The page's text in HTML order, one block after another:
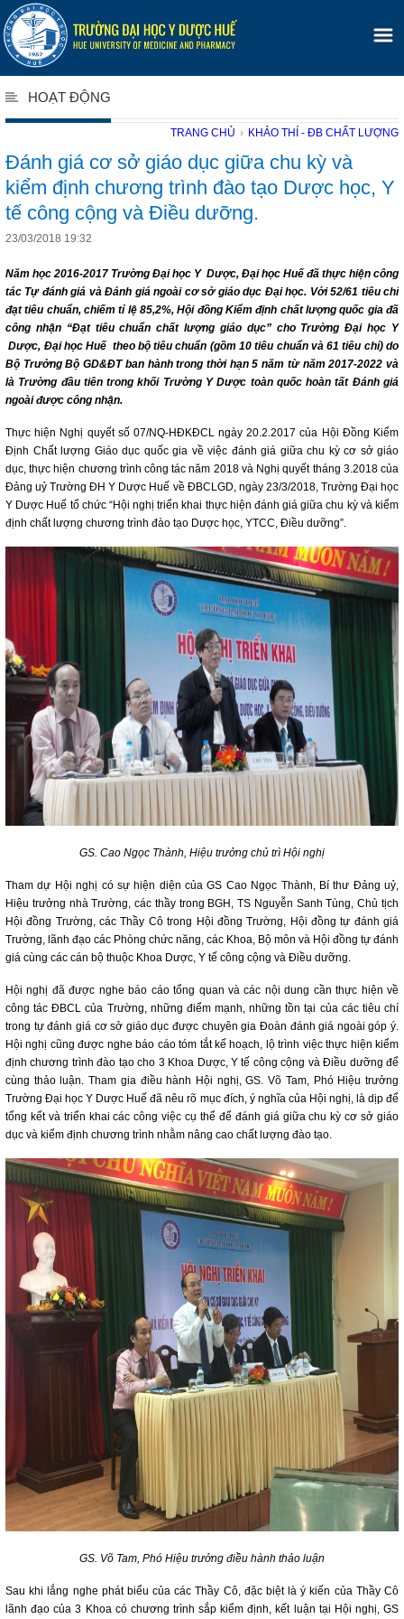
HOẠT ĐỘNG
TRANG CHỦ › KHẢO THÍ - ĐB CHẤT LƯỢNG
Đánh giá cơ sở giáo dục giữa chu kỳ và
kiểm định chương trình đào tạo Dược học, Y
tế công cộng và Điều dưỡng.
23/03/2018 19:32
Năm học 2016-2017 Trường Đại học Y Dược, Đại học Huế đã thực hiện công
tác Tự đánh giá và Đánh giá ngoài cơ sở giáo dục Đại học. Với 52/61 tiêu chí
đạt tiêu chuẩn, chiếm tỉ lệ 85,2%, Hội đồng Kiểm định chất lượng quốc gia đã
công nhận “Đạt tiêu chuẩn chất lượng giáo dục” cho Trường Đại học Y
Dược, Đại học Huế theo bộ tiêu chuẩn (gồm 10 tiêu chuẩn và 61 tiêu chí) do
Bộ Trưởng Bộ GD&ĐT ban hành trong thời hạn 5 năm từ năm 2017-2022 và
là Trường đầu tiên trong khối Trường Y Dược toàn quốc hoàn tất Đánh giá
ngoài được công nhận.
Thực hiện Nghị quyết số 07/NQ-HĐKĐCL ngày 20.2.2017 của Hội Đồng Kiểm
Định Chất lượng Giáo dục quốc gia về việc đánh giá giữa chu kỳ cơ sở giáo
dục, thực hiện chương trình công tác năm 2018 và Nghị quyết tháng 3.2018 của
Đảng uỷ Trường ĐH Y Dược Huế về ĐBCLGD, ngày 23/3/2018, Trường Đại học
Y Dược Huế tổ chức “Hội nghị triển khai thực hiện đánh giá giữa chu kỳ và kiểm
định chất lượng chương trình đào tạo Dược học, YTCC, Điều dưỡng”.
GS. Cao Ngọc Thành, Hiệu trưởng chủ trì Hội nghị
Tham dự Hội nghị có sự hiện diện của GS Cao Ngọc Thành, Bí thư Đảng uỷ,
Hiệu trưởng nhà Trường, các thầy trong BGH, TS Nguyễn Sanh Tùng, Chủ tịch
Hội đồng Trường, các Thầy Cô trong Hội đồng Trường, Hội đồng tự đánh giá
Trường, lãnh đạo các Phòng chức năng, các Khoa, Bộ môn và Hội đồng tự đánh
giá cùng các cán bộ thuộc Khoa Dược, Y tế công cộng và Điều dưỡng.
Hội nghị đã được nghe báo cáo tổng quan và các nội dung cần thực hiện về
công tác ĐBCL của Trường, những điểm mạnh, những tồn tại của các tiêu chí
trong tự đánh giá cơ sở giáo dục được chuyên gia Đoàn đánh giá ngoài góp ý.
Hội nghị cũng được nghe báo cáo tóm tắt kế hoạch, lộ trình việc thực hiện kiểm
định chương trình đào tạo cho 3 Khoa Dược, Y tế công cộng và Điều dưỡng để
cùng thảo luận. Tham gia điều hành Hội nghị, GS. Võ Tam, Phó Hiệu trưởng
Trường Đại học Y Dược Huế đã nêu rõ mục đích, ý nghĩa của Hội nghị, là dịp để
tổng kết và triển khai các công việc cụ thể để đánh giá giữa chu kỳ cơ sở giáo
dục và kiểm định chương trình nhằm nâng cao chất lượng đào tạo.
GS. Võ Tam, Phó Hiệu trưởng điều hành thảo luận
Sau khi lắng nghe phát biểu của các Thầy Cô, đặc biệt là ý kiến của Thầy Cô
lãnh đạo của 3 Khoa có chương trình sắp kiểm định, kết luận tại Hội nghị, GS